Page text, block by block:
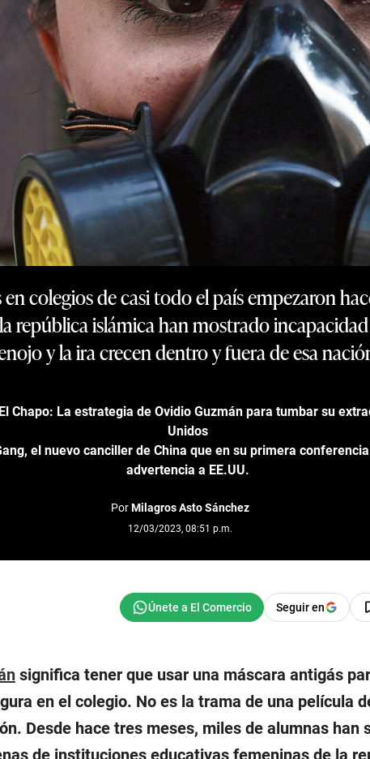
colegios de casi todo el país empezaron
república islámica han mostrado
y la ira crecen dentro y fuera de esa
Chapo: La estrategia de Ovidio Guzmán para tumbar su
Unidos
el nuevo canciller de China que en su primera
advertencia a EE.UU.
PorMilagros Asto Sánchez
12/03/2023, 08:51 p.m.
Seguir en
significa tener que usar una máscara antigás
en el colegio. No es la trama de una película
Desde hace tres meses, miles de alumnas han
de instituciones educativas femeninas de la